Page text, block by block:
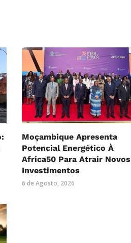
Moçambique Apresenta
Potencial Energético À
Africa50 Para Atrair Novos
Investimentos
6 de Agosto, 2026